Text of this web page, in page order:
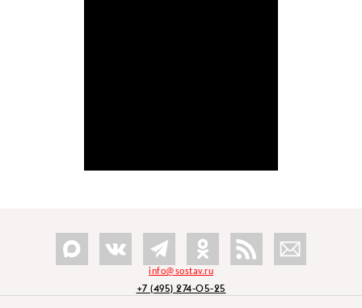
info@sostav.ru
+7 (495) 274-05-25